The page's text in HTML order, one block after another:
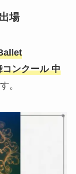
場
ンクール 中
。